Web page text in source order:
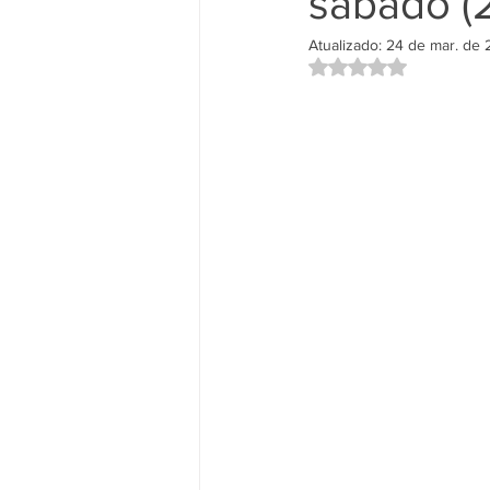
Atualizado: 24 de mar. de
Avaliado com NaN